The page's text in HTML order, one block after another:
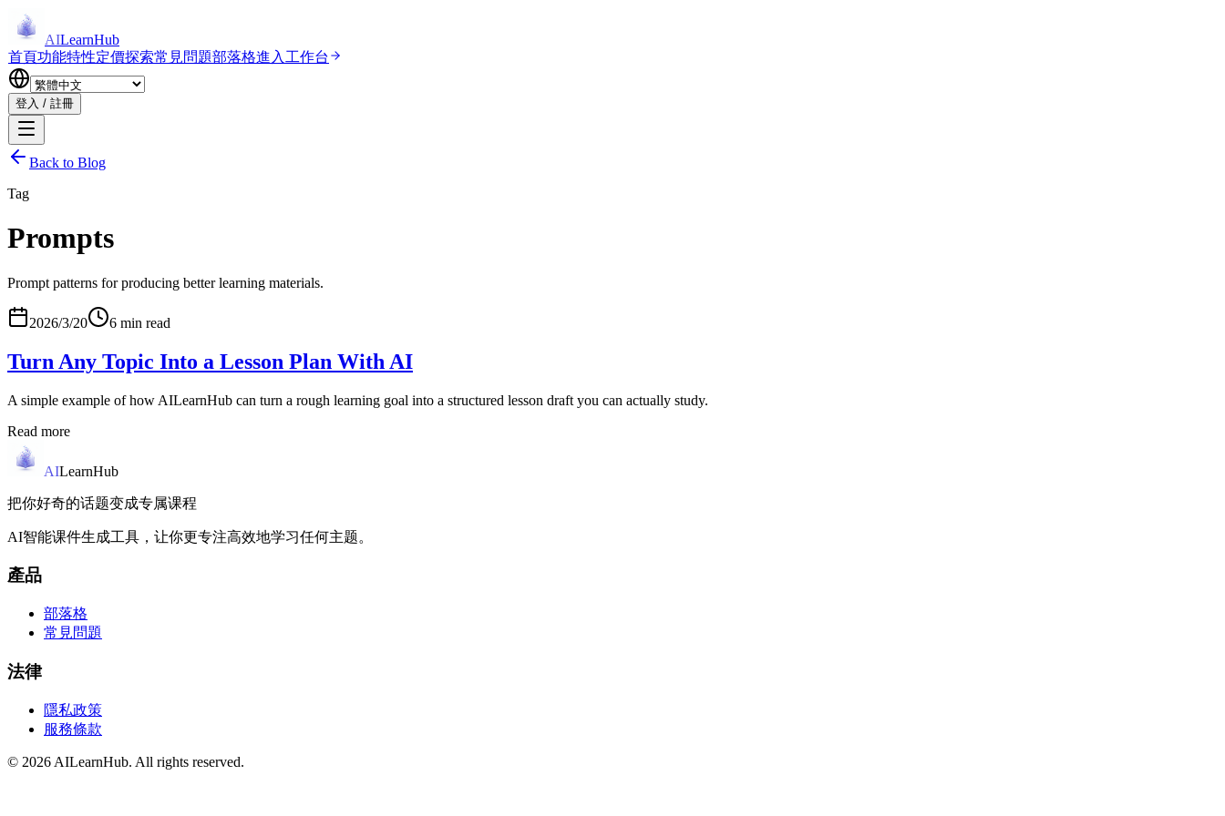
AILearnHub
首頁功能特性定價探索常見問題部落格進入工作台
登入 / 註冊
Back to Blog
Tag
Prompts
Prompt patterns for producing better learning materials.
2026/3/20 6 min read
Turn Any Topic Into a Lesson Plan With AI
A simple example of how AILearnHub can turn a rough learning goal into a structured lesson draft you can actually study.
Read more
AILearnHub
把你好奇的话题变成专属课程
AI智能课件生成工具，让你更专注高效地学习任何主题。
產品
部落格
常見問題
法律
隱私政策
服務條款
© 2026 AILearnHub. All rights reserved.